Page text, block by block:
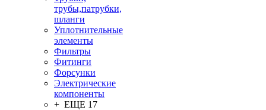
трубы,патрубки,
шланги
Уплотнительные
элементы
Фильтры
Фитинги
Форсунки
Электрические
компоненты
+ ЕЩЕ 17